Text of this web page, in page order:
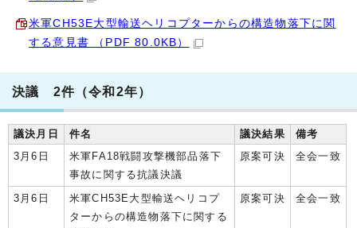
米軍CH53E大型輸送ヘリコプターからの構造物落下に関
する意見書 （PDF 80.0KB）
決議 2件（令和2年）
議決月日 件名 議決結果
備考
3月6日
米軍FA18戦闘攻撃機部品落下
事故に関する抗議決議
原案可決 全会一致
3月6日
米軍CH53E大型輸送ヘリコプ
ターからの構造物落下に関する
原案可決 全会一致